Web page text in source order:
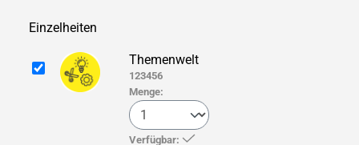
Einzelheiten
Themenwelt
123456
Menge:
Verfügbar: